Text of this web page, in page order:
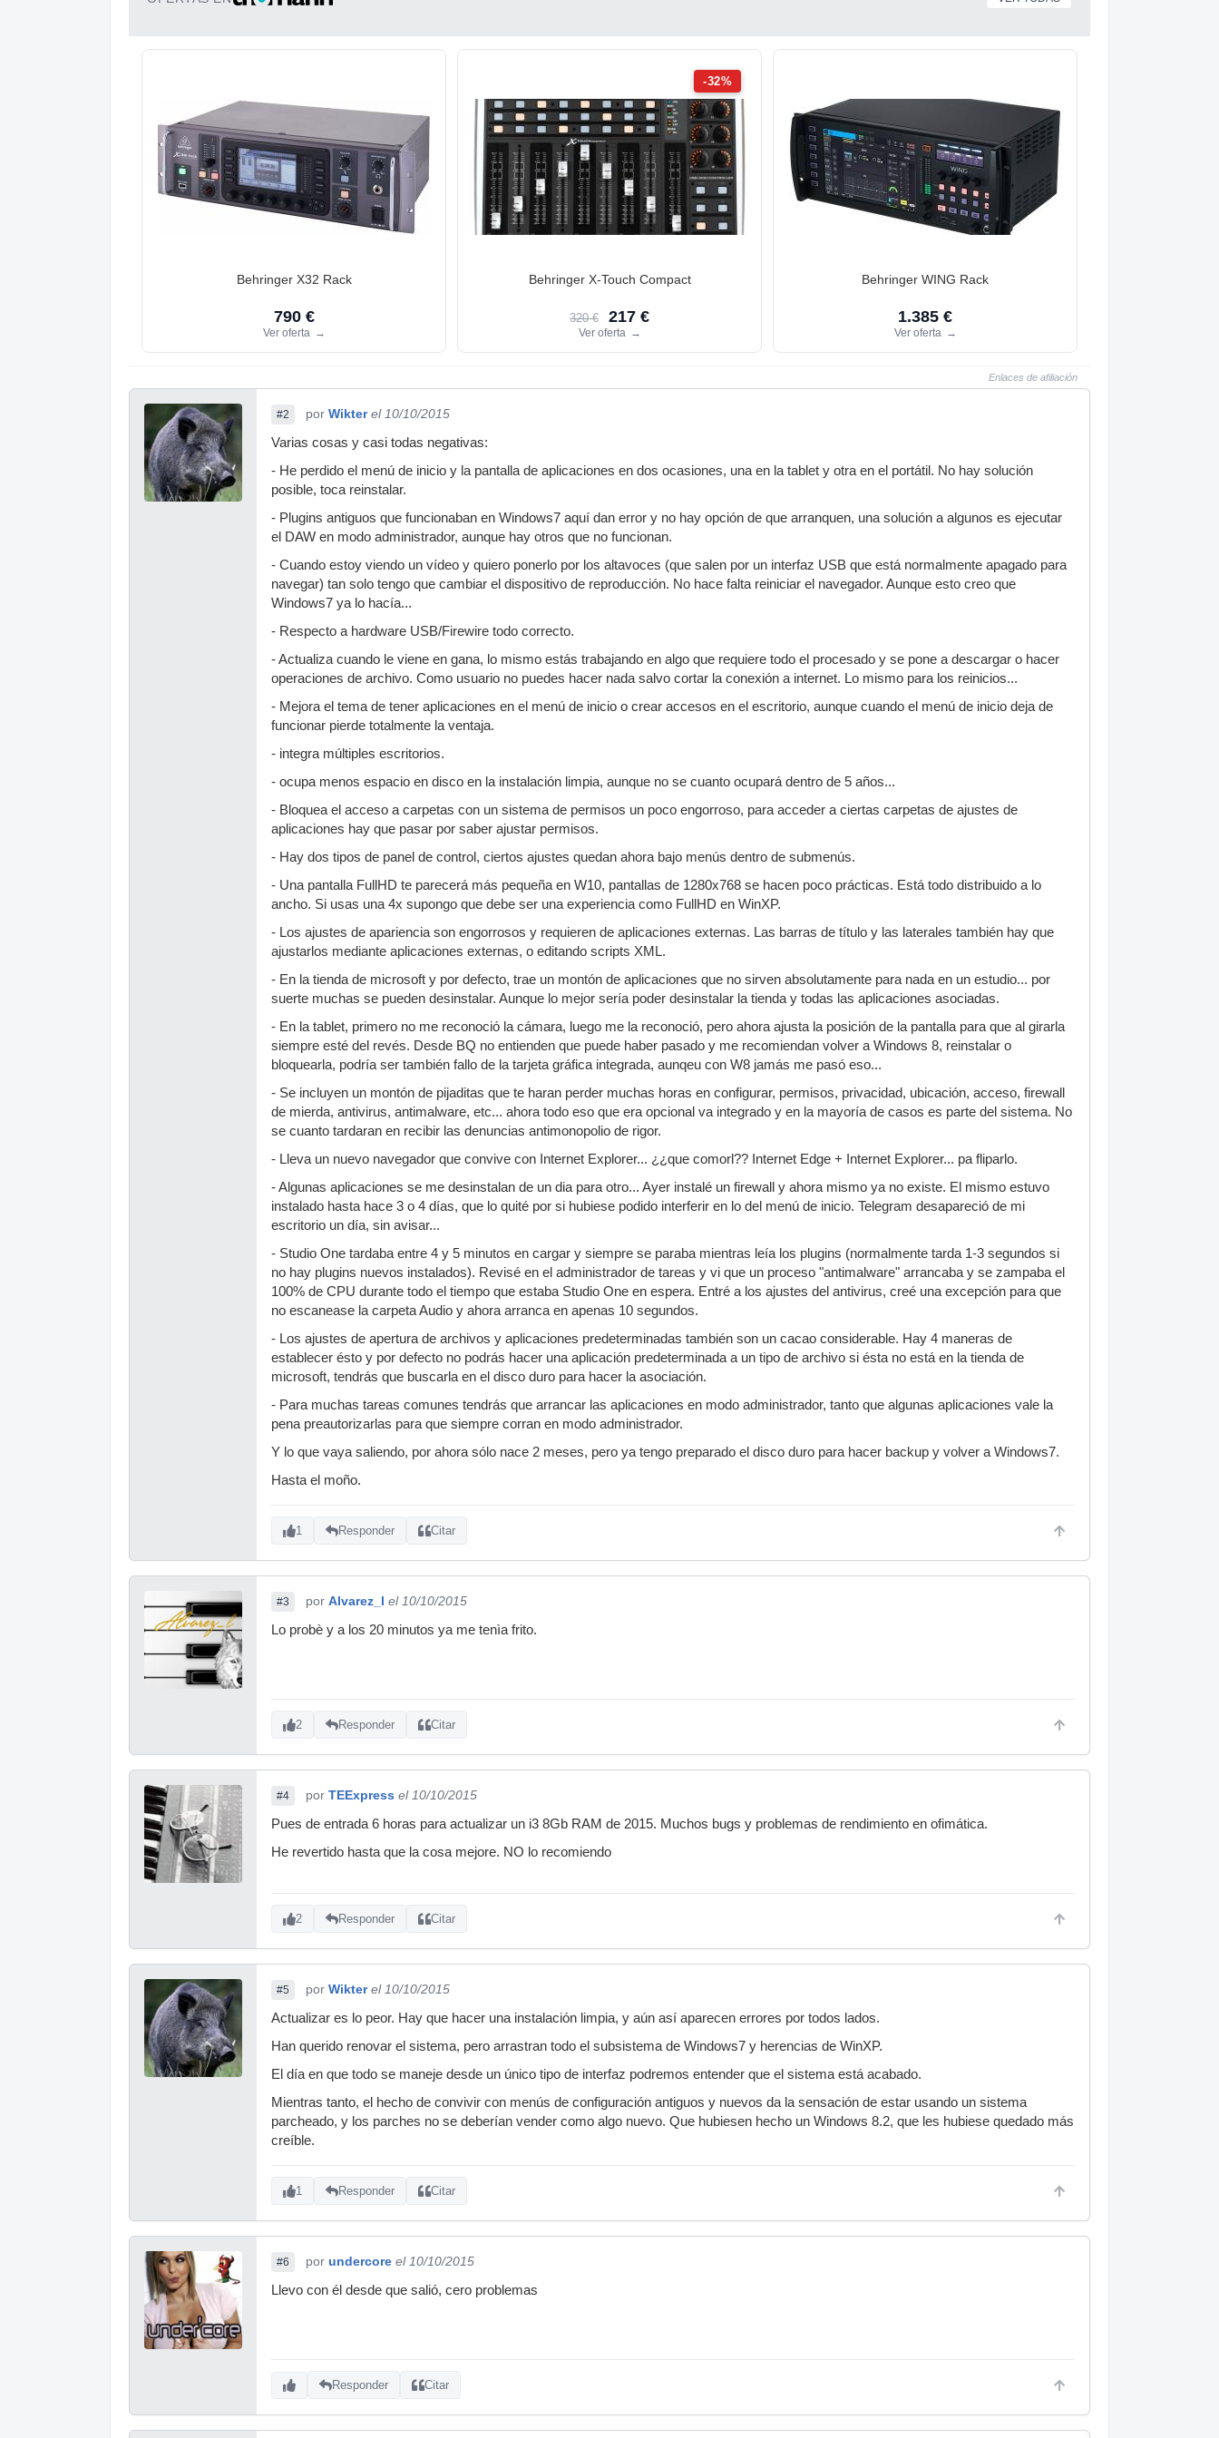
Behringer X32 Rack
790 €
Ver oferta →
-32%
Behringer X-Touch Compact
320 € 217 €
Ver oferta →
Behringer WING Rack
1.385 €
Ver oferta →
Enlaces de afiliación
#2 por Wikter el 10/10/2015
Varias cosas y casi todas negativas:
- He perdido el menú de inicio y la pantalla de aplicaciones en dos ocasiones, una en la tablet y otra en el portátil. No hay solución
posible, toca reinstalar.
- Plugins antiguos que funcionaban en Windows7 aquí dan error y no hay opción de que arranquen, una solución a algunos es ejecutar
el DAW en modo administrador, aunque hay otros que no funcionan.
- Cuando estoy viendo un vídeo y quiero ponerlo por los altavoces (que salen por un interfaz USB que está normalmente apagado para
navegar) tan solo tengo que cambiar el dispositivo de reproducción. No hace falta reiniciar el navegador. Aunque esto creo que
Windows7 ya lo hacía...
- Respecto a hardware USB/Firewire todo correcto.
- Actualiza cuando le viene en gana, lo mismo estás trabajando en algo que requiere todo el procesado y se pone a descargar o hacer
operaciones de archivo. Como usuario no puedes hacer nada salvo cortar la conexión a internet. Lo mismo para los reinicios...
- Mejora el tema de tener aplicaciones en el menú de inicio o crear accesos en el escritorio, aunque cuando el menú de inicio deja de
funcionar pierde totalmente la ventaja.
- integra múltiples escritorios.
- ocupa menos espacio en disco en la instalación limpia, aunque no se cuanto ocupará dentro de 5 años...
- Bloquea el acceso a carpetas con un sistema de permisos un poco engorroso, para acceder a ciertas carpetas de ajustes de
aplicaciones hay que pasar por saber ajustar permisos.
- Hay dos tipos de panel de control, ciertos ajustes quedan ahora bajo menús dentro de submenús.
- Una pantalla FullHD te parecerá más pequeña en W10, pantallas de 1280x768 se hacen poco prácticas. Está todo distribuido a lo
ancho. Si usas una 4x supongo que debe ser una experiencia como FullHD en WinXP.
- Los ajustes de apariencia son engorrosos y requieren de aplicaciones externas. Las barras de título y las laterales también hay que
ajustarlos mediante aplicaciones externas, o editando scripts XML.
- En la tienda de microsoft y por defecto, trae un montón de aplicaciones que no sirven absolutamente para nada en un estudio... por
suerte muchas se pueden desinstalar. Aunque lo mejor sería poder desinstalar la tienda y todas las aplicaciones asociadas.
- En la tablet, primero no me reconoció la cámara, luego me la reconoció, pero ahora ajusta la posición de la pantalla para que al girarla
siempre esté del revés. Desde BQ no entienden que puede haber pasado y me recomiendan volver a Windows 8, reinstalar o
bloquearla, podría ser también fallo de la tarjeta gráfica integrada, aunqeu con W8 jamás me pasó eso...
- Se incluyen un montón de pijaditas que te haran perder muchas horas en configurar, permisos, privacidad, ubicación, acceso, firewall
de mierda, antivirus, antimalware, etc... ahora todo eso que era opcional va integrado y en la mayoría de casos es parte del sistema. No
se cuanto tardaran en recibir las denuncias antimonopolio de rigor.
- Lleva un nuevo navegador que convive con Internet Explorer... ¿¿que comorl?? Internet Edge + Internet Explorer... pa fliparlo.
- Algunas aplicaciones se me desinstalan de un dia para otro... Ayer instalé un firewall y ahora mismo ya no existe. El mismo estuvo
instalado hasta hace 3 o 4 días, que lo quité por si hubiese podido interferir en lo del menú de inicio. Telegram desapareció de mi
escritorio un día, sin avisar...
- Studio One tardaba entre 4 y 5 minutos en cargar y siempre se paraba mientras leía los plugins (normalmente tarda 1-3 segundos si
no hay plugins nuevos instalados). Revisé en el administrador de tareas y vi que un proceso "antimalware" arrancaba y se zampaba el
100% de CPU durante todo el tiempo que estaba Studio One en espera. Entré a los ajustes del antivirus, creé una excepción para que
no escanease la carpeta Audio y ahora arranca en apenas 10 segundos.
- Los ajustes de apertura de archivos y aplicaciones predeterminadas también son un cacao considerable. Hay 4 maneras de
establecer ésto y por defecto no podrás hacer una aplicación predeterminada a un tipo de archivo si ésta no está en la tienda de
microsoft, tendrás que buscarla en el disco duro para hacer la asociación.
- Para muchas tareas comunes tendrás que arrancar las aplicaciones en modo administrador, tanto que algunas aplicaciones vale la
pena preautorizarlas para que siempre corran en modo administrador.
Y lo que vaya saliendo, por ahora sólo nace 2 meses, pero ya tengo preparado el disco duro para hacer backup y volver a Windows7.
Hasta el moño.
1 Responder Citar
#3 por Alvarez_l el 10/10/2015
Lo probè y a los 20 minutos ya me tenìa frito.
2 Responder Citar
#4 por TEExpress el 10/10/2015
Pues de entrada 6 horas para actualizar un i3 8Gb RAM de 2015. Muchos bugs y problemas de rendimiento en ofimática.
He revertido hasta que la cosa mejore. NO lo recomiendo
2 Responder Citar
#5 por Wikter el 10/10/2015
Actualizar es lo peor. Hay que hacer una instalación limpia, y aún así aparecen errores por todos lados.
Han querido renovar el sistema, pero arrastran todo el subsistema de Windows7 y herencias de WinXP.
El día en que todo se maneje desde un único tipo de interfaz podremos entender que el sistema está acabado.
Mientras tanto, el hecho de convivir con menús de configuración antiguos y nuevos da la sensación de estar usando un sistema
parcheado, y los parches no se deberían vender como algo nuevo. Que hubiesen hecho un Windows 8.2, que les hubiese quedado más
creíble.
1 Responder Citar
#6 por undercore el 10/10/2015
Llevo con él desde que salió, cero problemas
Responder Citar